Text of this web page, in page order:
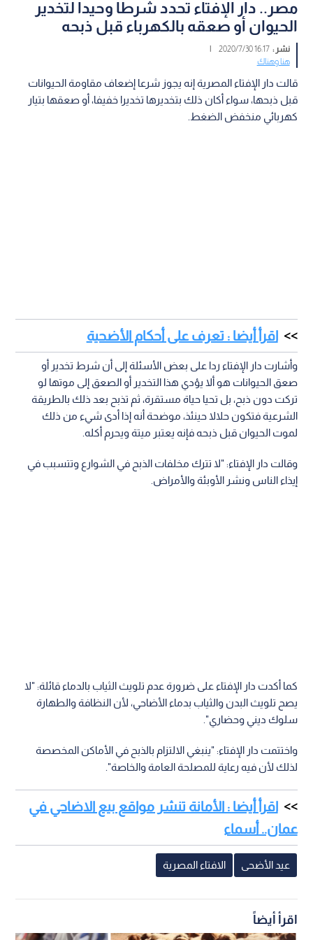
مصر.. دار الإفتاء تحدد شرطا وحيدا لتخدير
الحيوان أو صعقه بالكهرباء قبل ذبحه
نشر :16:17 2020/7/30
|
هنا وهناك
قالت دار الإفتاء المصرية إنه يجوز شرعا إضعاف مقاومة الحيوانات
قبل ذبحها، سواء أكان ذلك بتخديرها تخديرا خفيفا، أو صعقها بتيار
كهربائي منخفض الضغط.
اقرأ أيضا : تعرف على أحكام الأضحية
وأشارت دار الإفتاء ردا على بعض الأسئلة إلى أن شرط تخدير أو
صعق الحيوانات هو ألا يؤدي هذا التخدير أو الصعق إلى موتها لو
تركت دون ذبح، بل تحيا حياة مستقرة، ثم تذبح بعد ذلك بالطريقة
الشرعية فتكون حلالا حينئذ، موضحة أنه إذا أدى شيء من ذلك
لموت الحيوان قبل ذبحه فإنه يعتبر ميتة ويحرم أكله.
وقالت دار الإفتاء: "لا تترك مخلفات الذبح في الشوارع وتتسبب في
إيذاء الناس ونشر الأوبئة والأمراض.
كما أكدت دار الإفتاء على ضرورة عدم تلويث الثياب بالدماء قائلة: "لا
يصح تلويث البدن والثياب بدماء الأضاحي، لأن النظافة والطهارة
سلوك ديني وحضاري".
واختتمت دار الإفتاء: "ينبغي الالتزام بالذبح في الأماكن المخصصة
لذلك لأن فيه رعاية للمصلحة العامة والخاصة".
اقرأ أيضا : الأمانة تنشر مواقع بيع الاضاحي في
عمان.. أسماء
عيد الأضحى الافتاء المصرية
اقرأ أيضاً